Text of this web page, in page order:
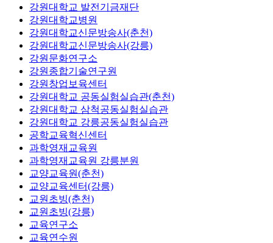
강원대학교 발전기금재단
강원대학교병원
강원대학교신문방송사(춘천)
강원대학교신문방송사(강릉)
강원문화연구소
강원종합기술연구원
강원창업보육센터
강원대학교 공동실험실습관(춘천)
강원대학교 삼척공동실험실습관
강원대학교 강릉공동실험실습관
공학교육혁신센터
과학영재교육원
과학영재교육원 강릉분원
교양교육원(춘천)
교양교육센터(강릉)
교원초빙(춘천)
교원초빙(강릉)
교육연구소
교육연수원